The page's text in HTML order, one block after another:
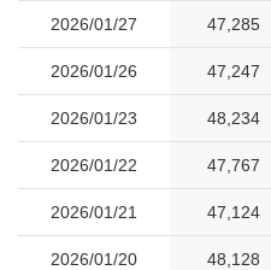
2026/01/27 47,285
2026/01/26 47,247
2026/01/23 48,234
2026/01/22 47,767
2026/01/21 47,124
2026/01/20 48,128